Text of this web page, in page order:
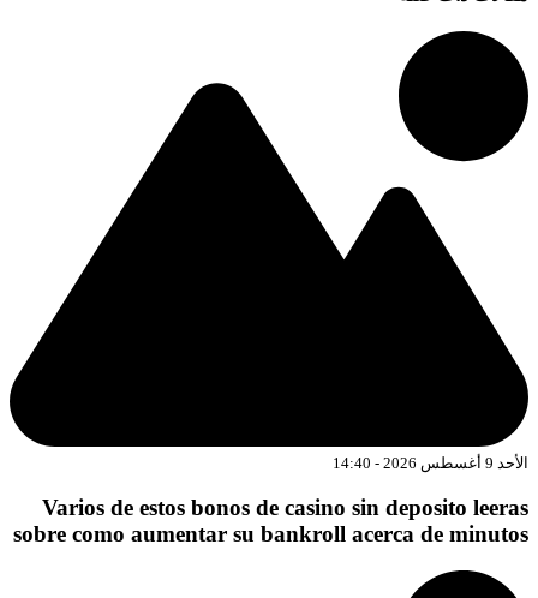
9 أغسطس 2026 - 14:40
Varios de estos bonos de casino sin deposito
sobre como aumentar su bankroll acerca de